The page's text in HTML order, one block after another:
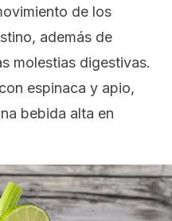
de los
además de
molestias digestivas.
espinaca y apio,
bebida alta en